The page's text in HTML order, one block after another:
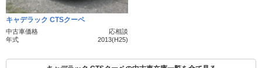
キャデラック CTSクーペ
中古車価格
応相談
年式
2013(H25)